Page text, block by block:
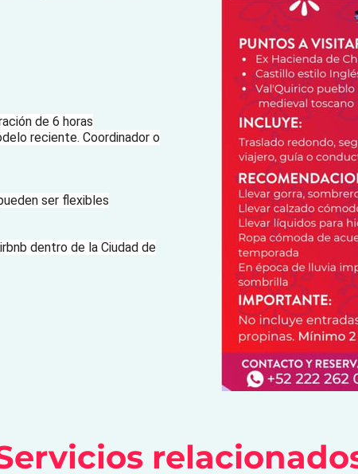
de 6 horas
reciente. Coordinador o
ser flexibles
dentro de la Ciudad de